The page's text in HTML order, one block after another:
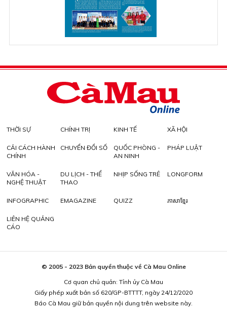
THỜI SỰ CHÍNH TRỊ KINH TẾ XÃ HỘI
CẢI CÁCH HÀNH
CHÍNH
CHUYỂN ĐỔI SỐ
QUỐC PHÒNG -
AN NINH
PHÁP LUẬT
VĂN HÓA -
NGHỆ THUẬT
DU LỊCH - THỂ
THAO
NHỊP SỐNG TRẺ LONGFORM
INFOGRAPHIC EMAGAZINE QUIZZ ភាសាខ្មែរ
LIÊN HỆ QUẢNG
CÁO
© 2005 - 2023 Bản quyền thuộc về Cà Mau Online
Cơ quan chủ quản: Tỉnh ủy Cà Mau
Giấy phép xuất bản số 620/GP-BTTTT, ngày 24/12/2020
Báo Cà Mau giữ bản quyền nội dung trên website này.